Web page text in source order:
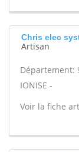
Chris elec
Artisan
Département:
IONISE -
Voir la fiche